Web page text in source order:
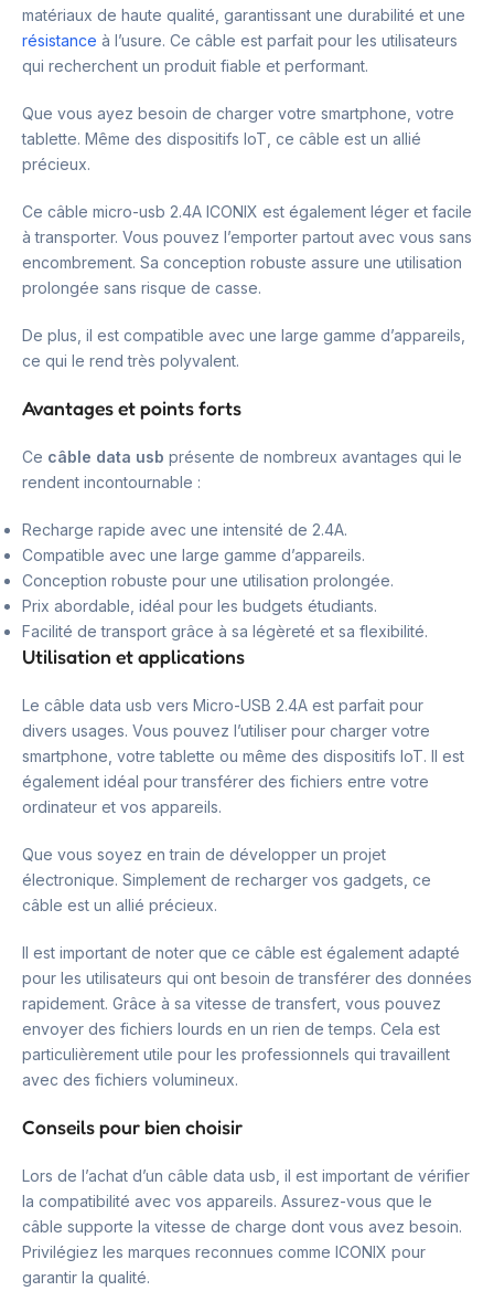
matériaux de haute qualité, garantissant une durabilité et une
résistance à l’usure. Ce câble est parfait pour les utilisateurs
qui recherchent un produit fiable et performant.
Que vous ayez besoin de charger votre smartphone, votre
tablette. Même des dispositifs IoT, ce câble est un allié
précieux.
Ce câble micro-usb 2.4A ICONIX est également léger et facile
à transporter. Vous pouvez l’emporter partout avec vous sans
encombrement. Sa conception robuste assure une utilisation
prolongée sans risque de casse.
De plus, il est compatible avec une large gamme d’appareils,
ce qui le rend très polyvalent.
Avantages et points forts
Ce câble data usb présente de nombreux avantages qui le
rendent incontournable :
Recharge rapide avec une intensité de 2.4A.
Compatible avec une large gamme d’appareils.
Conception robuste pour une utilisation prolongée.
Prix abordable, idéal pour les budgets étudiants.
Facilité de transport grâce à sa légèreté et sa flexibilité.
Utilisation et applications
Le câble data usb vers Micro-USB 2.4A est parfait pour
divers usages. Vous pouvez l’utiliser pour charger votre
smartphone, votre tablette ou même des dispositifs IoT. Il est
également idéal pour transférer des fichiers entre votre
ordinateur et vos appareils.
Que vous soyez en train de développer un projet
électronique. Simplement de recharger vos gadgets, ce
câble est un allié précieux.
Il est important de noter que ce câble est également adapté
pour les utilisateurs qui ont besoin de transférer des données
rapidement. Grâce à sa vitesse de transfert, vous pouvez
envoyer des fichiers lourds en un rien de temps. Cela est
particulièrement utile pour les professionnels qui travaillent
avec des fichiers volumineux.
Conseils pour bien choisir
Lors de l’achat d’un câble data usb, il est important de vérifier
la compatibilité avec vos appareils. Assurez-vous que le
câble supporte la vitesse de charge dont vous avez besoin.
Privilégiez les marques reconnues comme ICONIX pour
garantir la qualité.